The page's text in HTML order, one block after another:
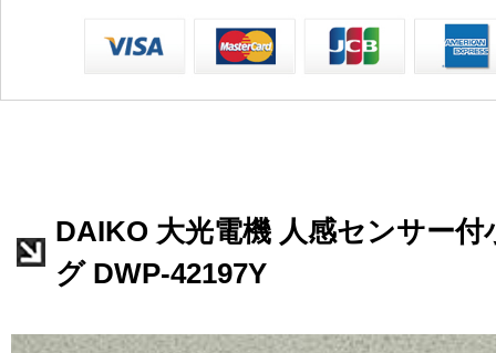
DAIKO 大光電機 人感センサー付
グ DWP-42197Y